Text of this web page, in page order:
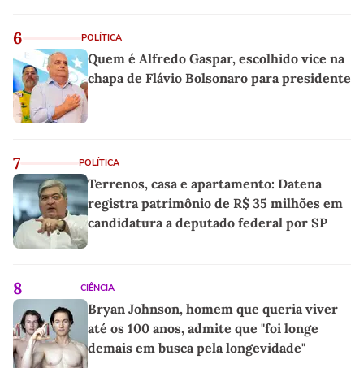
6 POLÍTICA
Quem é Alfredo Gaspar, escolhido vice na
chapa de Flávio Bolsonaro para presidente
7 POLÍTICA
Terrenos, casa e apartamento: Datena
registra patrimônio de R$ 35 milhões em
candidatura a deputado federal por SP
8 CIÊNCIA
Bryan Johnson, homem que queria viver
até os 100 anos, admite que "foi longe
demais em busca pela longevidade"